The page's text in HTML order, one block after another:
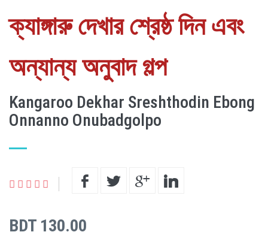
ক্যাঙ্গারু দেখার শ্রেষ্ঠ দিন এবং
অন্যান্য অনুবাদ গল্প
Kangaroo Dekhar Sreshthodin Ebong
Onnanno Onubadgolpo
BDT 130.00